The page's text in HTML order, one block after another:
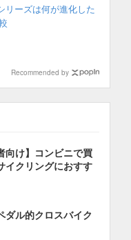
リーズは何が進化した
Recommended by
向け】コンビニで買
イクリングにおすす
ダル的クロスバイク